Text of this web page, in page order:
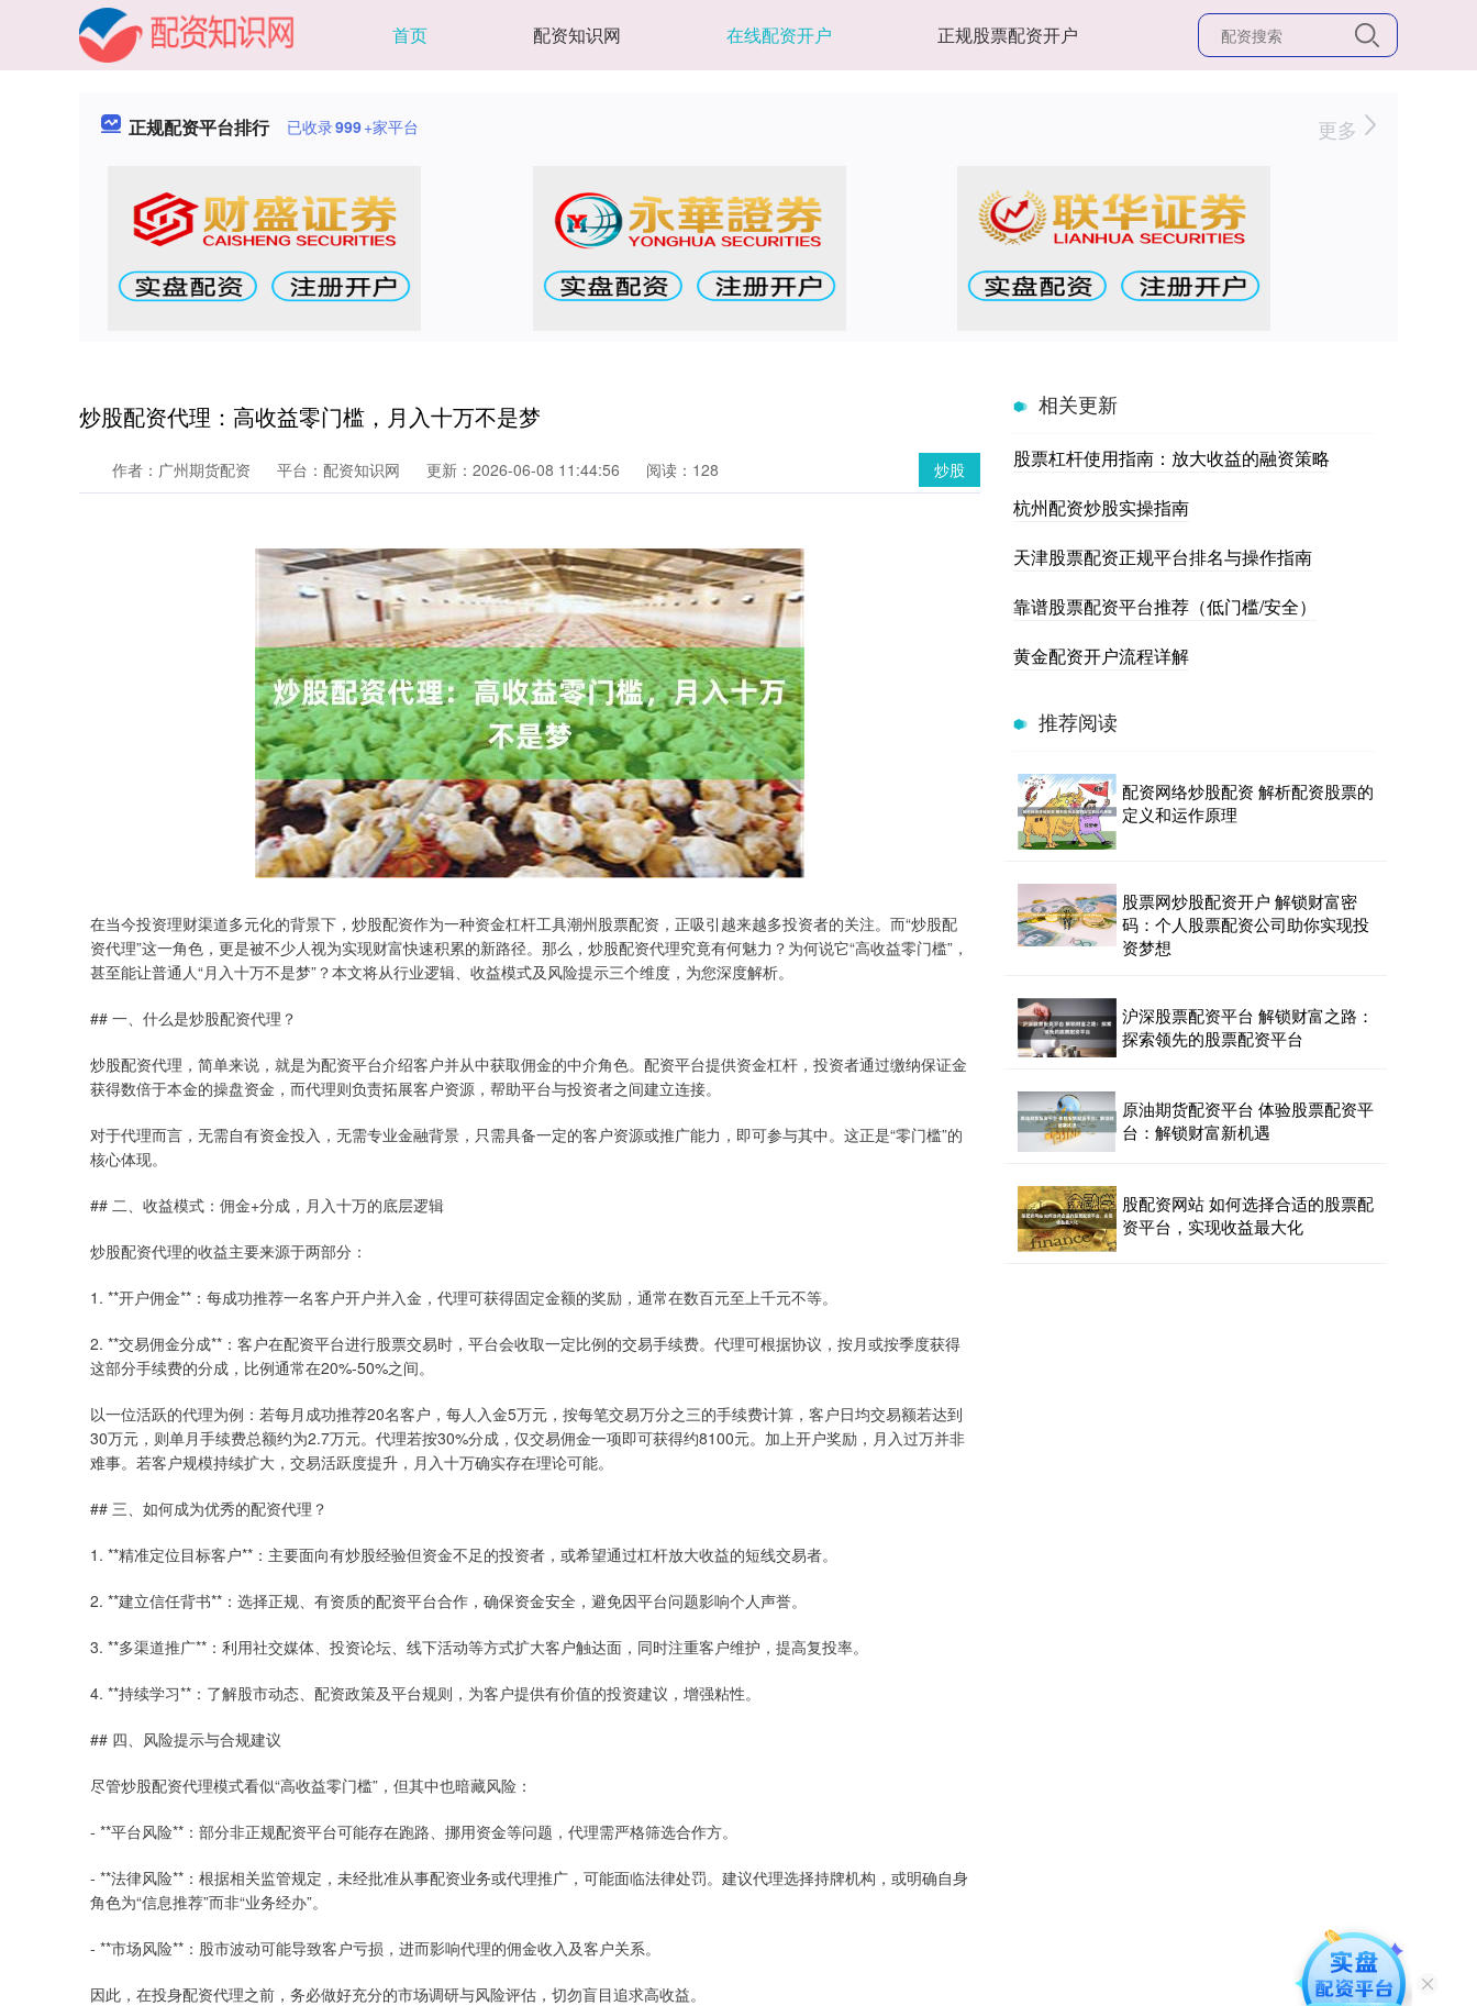
首页 配资知识网 在线配资开户 正规股票配资开户
正规配资平台排行 已收录999+家平台 更多
炒股配资代理：高收益零门槛，月入十万不是梦
炒股
作者：广州期货配资 平台：配资知识网 更新：2026-06-08 11:44:56 阅读：128
在当今投资理财渠道多元化的背景下，炒股配资作为一种资金杠杆工具潮州股票配资，正吸引越来越多投资者的关注。而“炒股配
资代理”这一角色，更是被不少人视为实现财富快速积累的新路径。那么，炒股配资代理究竟有何魅力？为何说它“高收益零门槛”，
甚至能让普通人“月入十万不是梦”？本文将从行业逻辑、收益模式及风险提示三个维度，为您深度解析。
## 一、什么是炒股配资代理？
炒股配资代理，简单来说，就是为配资平台介绍客户并从中获取佣金的中介角色。配资平台提供资金杠杆，投资者通过缴纳保证金
获得数倍于本金的操盘资金，而代理则负责拓展客户资源，帮助平台与投资者之间建立连接。
对于代理而言，无需自有资金投入，无需专业金融背景，只需具备一定的客户资源或推广能力，即可参与其中。这正是“零门槛”的
核心体现。
## 二、收益模式：佣金+分成，月入十万的底层逻辑
炒股配资代理的收益主要来源于两部分：
1. **开户佣金**：每成功推荐一名客户开户并入金，代理可获得固定金额的奖励，通常在数百元至上千元不等。
2. **交易佣金分成**：客户在配资平台进行股票交易时，平台会收取一定比例的交易手续费。代理可根据协议，按月或按季度获得
这部分手续费的分成，比例通常在20%-50%之间。
以一位活跃的代理为例：若每月成功推荐20名客户，每人入金5万元，按每笔交易万分之三的手续费计算，客户日均交易额若达到
30万元，则单月手续费总额约为2.7万元。代理若按30%分成，仅交易佣金一项即可获得约8100元。加上开户奖励，月入过万并非
难事。若客户规模持续扩大，交易活跃度提升，月入十万确实存在理论可能。
## 三、如何成为优秀的配资代理？
1. **精准定位目标客户**：主要面向有炒股经验但资金不足的投资者，或希望通过杠杆放大收益的短线交易者。
2. **建立信任背书**：选择正规、有资质的配资平台合作，确保资金安全，避免因平台问题影响个人声誉。
3. **多渠道推广**：利用社交媒体、投资论坛、线下活动等方式扩大客户触达面，同时注重客户维护，提高复投率。
4. **持续学习**：了解股市动态、配资政策及平台规则，为客户提供有价值的投资建议，增强粘性。
## 四、风险提示与合规建议
尽管炒股配资代理模式看似“高收益零门槛”，但其中也暗藏风险：
- **平台风险**：部分非正规配资平台可能存在跑路、挪用资金等问题，代理需严格筛选合作方。
- **法律风险**：根据相关监管规定，未经批准从事配资业务或代理推广，可能面临法律处罚。建议代理选择持牌机构，或明确自身
角色为“信息推荐”而非“业务经办”。
- **市场风险**：股市波动可能导致客户亏损，进而影响代理的佣金收入及客户关系。
因此，在投身配资代理之前，务必做好充分的市场调研与风险评估，切勿盲目追求高收益。
相关更新
股票杠杆使用指南：放大收益的融资策略
杭州配资炒股实操指南
天津股票配资正规平台排名与操作指南
靠谱股票配资平台推荐（低门槛/安全）
黄金配资开户流程详解
推荐阅读
配资网络炒股配资 解析配资股票的
定义和运作原理
股票网炒股配资开户 解锁财富密
码：个人股票配资公司助你实现投
资梦想
沪深股票配资平台 解锁财富之路：
探索领先的股票配资平台
原油期货配资平台 体验股票配资平
台：解锁财富新机遇
股配资网站 如何选择合适的股票配
资平台，实现收益最大化